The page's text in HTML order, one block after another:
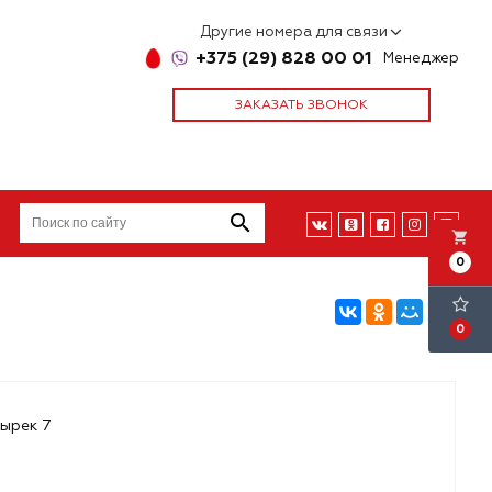
Другие номера для связи
+375 (29) 828 00 01 Менеджер
ЗАКАЗАТЬ ЗВОНОК
local_grocery_store
0
0
7